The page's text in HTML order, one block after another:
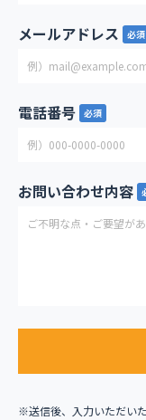
メールアドレス 必須
電話番号 必須
お問い合わせ内容
※送信後、入力いただい